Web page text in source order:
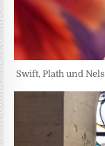
Swift, Plath und